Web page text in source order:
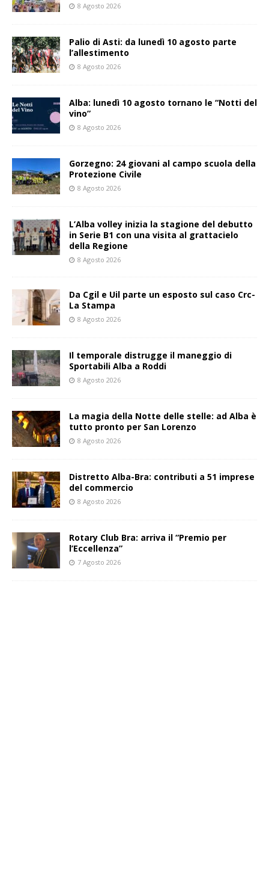
8 Agosto 2026
Palio di Asti: da lunedì 10 agosto parte
l’allestimento
8 Agosto 2026
Alba: lunedì 10 agosto tornano le “Notti del
vino”
8 Agosto 2026
Gorzegno: 24 giovani al campo scuola della
Protezione Civile
8 Agosto 2026
L’Alba volley inizia la stagione del debutto
in Serie B1 con una visita al grattacielo
della Regione
8 Agosto 2026
Da Cgil e Uil parte un esposto sul caso Crc-
La Stampa
8 Agosto 2026
Il temporale distrugge il maneggio di
Sportabili Alba a Roddi
8 Agosto 2026
La magia della Notte delle stelle: ad Alba è
tutto pronto per San Lorenzo
8 Agosto 2026
Distretto Alba-Bra: contributi a 51 imprese
del commercio
8 Agosto 2026
Rotary Club Bra: arriva il “Premio per
l’Eccellenza”
7 Agosto 2026